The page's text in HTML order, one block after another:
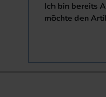
Ich bin bereits
möchte den